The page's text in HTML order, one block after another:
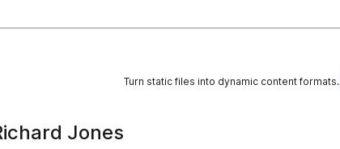
Turn static files into dynamic content formats.
Jones